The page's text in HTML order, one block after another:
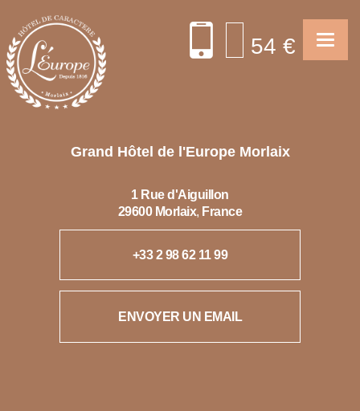
Toggle
54 €
Grand Hôtel de l'Europe Morlaix
1 Rue d'Aiguillon
29600 Morlaix, France
+33 2 98 62 11 99
ENVOYER UN EMAIL